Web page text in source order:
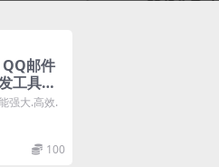
邮件
工具，
强大.高效.
100